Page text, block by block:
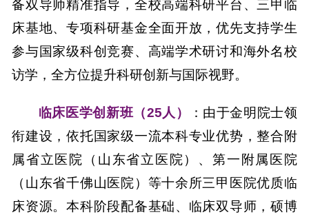
备双导师精准指导，全校高端科研平台、三甲临
床基地、专项科研基金全面开放，优先支持学生
参与国家级科创竞赛、高端学术研讨和海外名校
访学，全方位提升科研创新与国际视野。
临床医学创新班（25人） ： 由于金明院士领
衔建设，依托国家级一流本科专业优势，整合附
属省立医院（山东省立医院）、第一附属医院
（山东省千佛山医院）等十余所三甲医院优质临
床资源。本科阶段配备基础、临床双导师，硕博